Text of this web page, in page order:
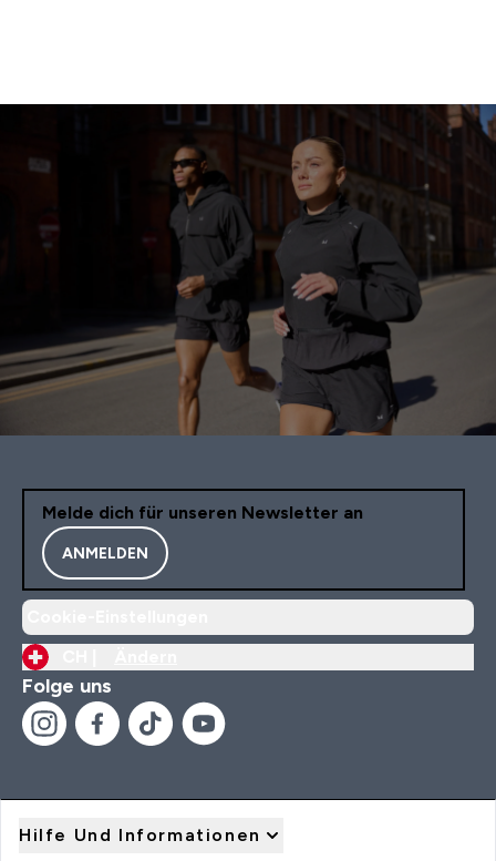
Melde dich für unseren Newsletter an
ANMELDEN
Folge uns
Hilfe Und Informationen